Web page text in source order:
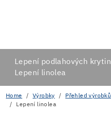
Lepení podlahových krytin
Lepení linolea
Home Výrobky Přehled výrobků
Lepení linolea